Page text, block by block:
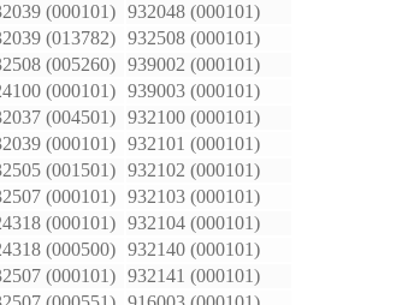
(000101) 932048 (000101)
(013782) 932508 (000101)
(005260) 939002 (000101)
(000101) 939003 (000101)
(004501) 932100 (000101)
(000101) 932101 (000101)
(001501) 932102 (000101)
(000101) 932103 (000101)
(000101) 932104 (000101)
(000500) 932140 (000101)
(000101) 932141 (000101)